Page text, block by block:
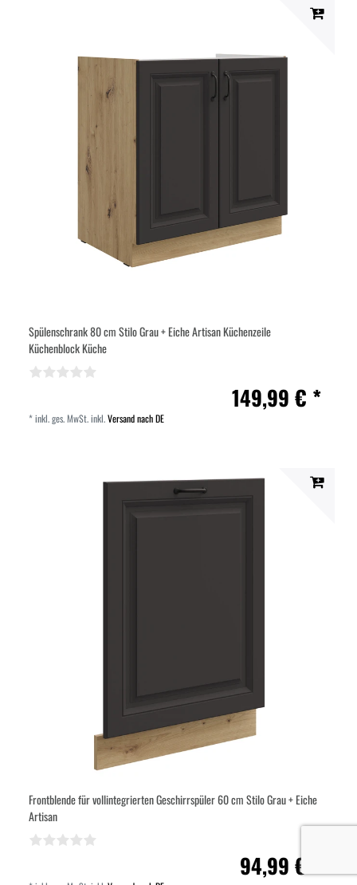
Spülenschrank 80 cm Stilo Grau + Eiche Artisan Küchenzeile
Küchenblock Küche
149,99 € *
*inkl. ges. MwSt.inkl.Versand nach DE
Frontblende für vollintegrierten Geschirrspüler 60 cm Stilo Grau + Eiche
Artisan
94,99 € *